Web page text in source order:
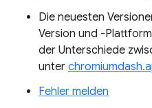
Die neuesten
Version und -
der Unterschiede
unter
Fehler melden